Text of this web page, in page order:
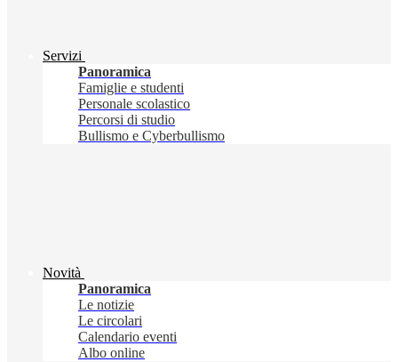
Servizi
Panoramica
Famiglie e studenti
Personale scolastico
Percorsi di studio
Bullismo e Cyberbullismo
Novità
Panoramica
Le notizie
Le circolari
Calendario eventi
Albo online